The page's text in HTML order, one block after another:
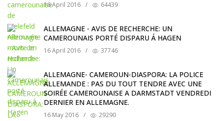
16 April 2016 / 64439
ALLEMAGNE - AVIS DE RECHERCHE: UN
CAMEROUNAIS PORTÉ DISPARU Á HAGEN
16 April 2016 / 37746
ALLEMAGNE- CAMEROUN-DIASPORA: LA POLICE
ALLEMANDE : PAS DU TOUT TENDRE AVEC UNE
SOIRÉE CAMEROUNAISE A DARMSTADT VENDREDI
DERNIER EN ALLEMAGNE.
16 May 2016 / 29290